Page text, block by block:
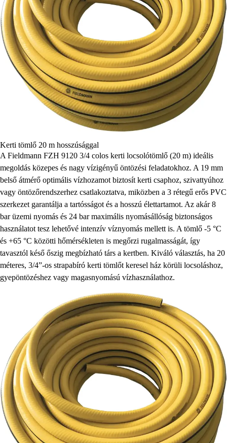
Kerti tömlő 20 m hosszúsággal
A Fieldmann FZH 9120 3/4 colos kerti locsolótömlő (20 m) ideális
megoldás közepes és nagy vízigényű öntözési feladatokhoz. A 19 mm
belső átmérő optimális vízhozamot biztosít kerti csaphoz, szivattyúhoz
vagy öntözőrendszerhez csatlakoztatva, miközben a 3 rétegű erős PVC
szerkezet garantálja a tartósságot és a hosszú élettartamot. Az akár 8
bar üzemi nyomás és 24 bar maximális nyomásállóság biztonságos
használatot tesz lehetővé intenzív víznyomás mellett is. A tömlő -5 °C
és +65 °C közötti hőmérsékleten is megőrzi rugalmasságát, így
tavasztól késő őszig megbízható társ a kertben. Kiváló választás, ha 20
méteres, 3/4”-os strapabíró kerti tömlőt keresel ház körüli locsoláshoz,
gyepöntözéshez vagy magasnyomású vízhasználathoz.